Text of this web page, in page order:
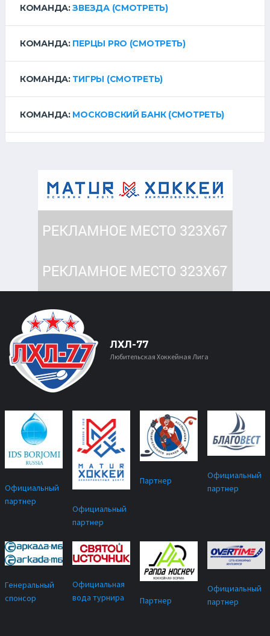
КОМАНДА:ЗВЕЗДА (СМОТРЕТЬ)
КОМАНДА: ПЕРЦЫ PRO (СМОТРЕТЬ)
КОМАНДА: ТИГРЫ (СМОТРЕТЬ)
КОМАНДА: МОСКОВСКИЙ БАНК (СМОТРЕТЬ)
ЛХЛ-77
Любительская Хоккейная Лига
Официальный
партнер
Официальный
партнер
Партнер
Официальный
партнер
Генеральный
спонсор
Официальная
вода турнира
Партнер
Официальный
партнер